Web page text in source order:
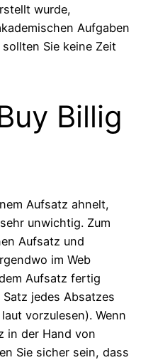
wurde,
Aufgaben
Sie keine Zeit
Billig
Aufsatz ahnelt,
unwichtig. Zum
Aufsatz und
im Web
Aufsatz fertig
jedes Absatzes
vorzulesen). Wenn
in der Hand von
Sie sicher sein, dass